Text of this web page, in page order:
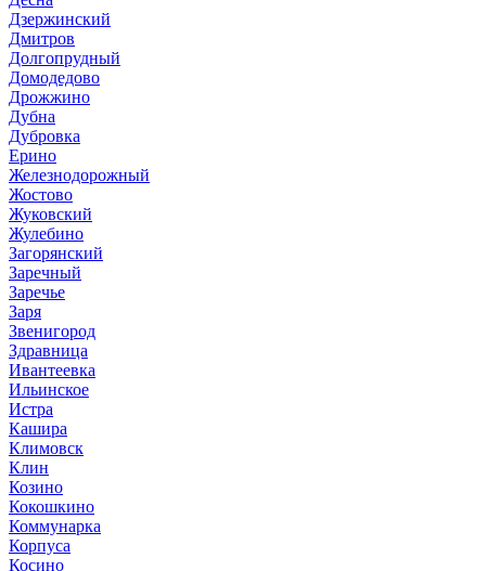
Дзержинский
Дмитров
Долгопрудный
Домодедово
Дрожжино
Дубна
Дубровка
Ерино
Железнодорожный
Жостово
Жуковский
Жулебино
Загорянский
Заречный
Заречье
Заря
Звенигород
Здравница
Ивантеевка
Ильинское
Истра
Кашира
Климовск
Клин
Козино
Кокошкино
Коммунарка
Корпуса
Косино